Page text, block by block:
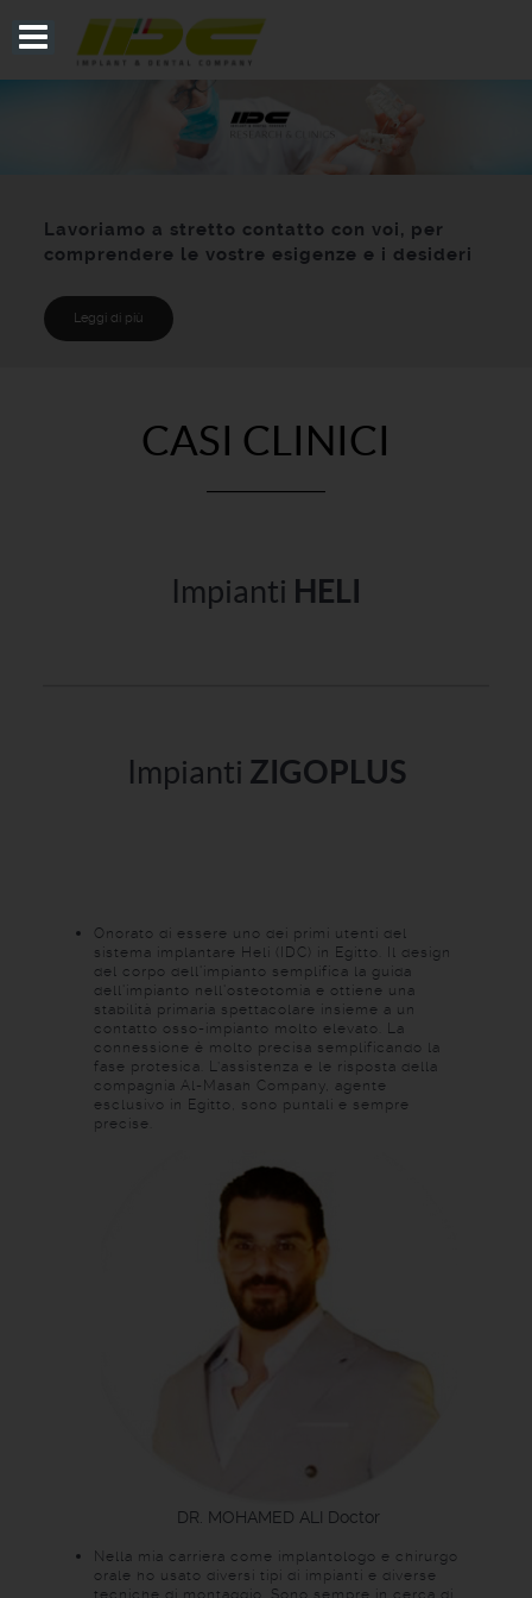
Lavoriamo a stretto contatto con voi, per
comprendere le vostre esigenze e i desideri
Leggi di più
CASI CLINICI
Impianti HELI
Impianti ZIGOPLUS
Onorato di essere uno dei primi utenti del
sistema implantare Heli (IDC) in Egitto. Il design
del corpo dell'impianto semplifica la guida
dell'impianto nell'osteotomia e ottiene una
stabilità primaria spettacolare insieme a un
contatto osso-impianto molto elevato. La
connessione è molto precisa semplificando la
fase protesica. L’assistenza e le risposta della
compagnia Al-Masah Company, agente
esclusivo in Egitto, sono puntali e sempre
precise.
DR. MOHAMED ALI Doctor
Nella mia carriera come implantologo e chirurgo
orale ho usato diversi tipi di impianti e diverse
tecniche di montaggio. Sono sempre in cerca di